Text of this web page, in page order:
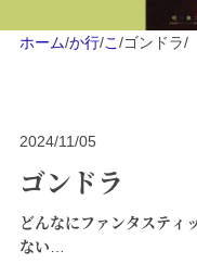
ホーム/か行/こ /ゴンドラ/
2024/11/05
ゴンドラ
どんなにファンタスティ
ない…